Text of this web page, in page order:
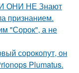
И ОНИ НЕ Знают
признанием.
"Сорок", а не
сорокопут, он
Plumatus.